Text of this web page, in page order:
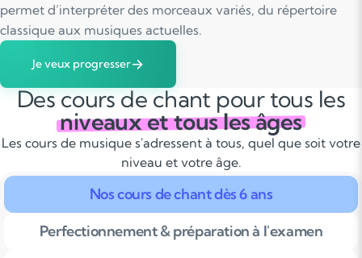
permet d’interpréter des morceaux variés, du répertoire
classique aux musiques actuelles.
Je veux progresser
Des cours de chant pour tous les
niveaux et tous les âges
Les cours de musique s'adressent à tous, quel que soit votre
niveau et votre âge.
Nos cours de chant dès 6 ans
Perfectionnement & préparation à l'examen